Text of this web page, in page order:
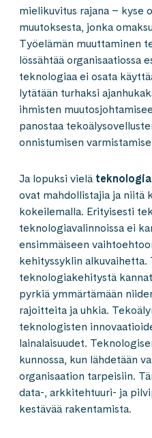
mielikuvitus rajana – kyse
muutoksesta, jonka
Työelämän muuttaminen
lössähtää organisaatiossa
teknologiaa ei osata
lytätään turhaksi
ihmisten
panostaa
onnistumisen
Ja lopuksi vielä
ovat mahdollistajia ja niitä
kokeilemalla. Erityisesti
teknologiavalinnoissa ei
ensimmäiseen
kehityssyklin
teknologiakehitystä
pyrkiä ymmärtämään
rajoitteita ja uhkia.
teknologisten
lainalaisuudet.
kunnossa, kun lähdetään
organisaation tarpeisiin.
data-, arkkitehtuuri- ja
kestävää rakentamista.